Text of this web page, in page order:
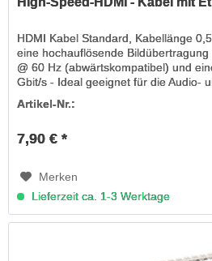
HDMI Kabel Standard, Kabellänge
eine hochauflösende
@ 60 Hz (abwärtskompatibel) und
Gbit/s - Ideal geeignet für die Audio-
Artikel-Nr.:
7,90 € *
Merken
Lieferzeit ca. 1-3 Werktage